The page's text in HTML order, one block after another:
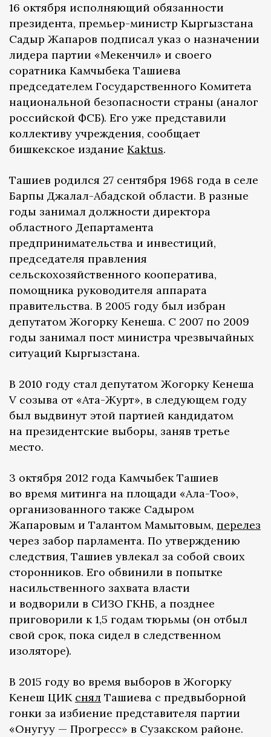
16 октября исполняющий обязанности
президента, премьер-министр Кыргызстана
Садыр Жапаров подписал указ о назначении
лидера партии «Мекенчил» и своего
соратника Камчыбека Ташиева
председателем Государственного Комитета
национальной безопасности страны (аналог
российской ФСБ). Его уже представили
коллективу учреждения, сообщает
бишкекское издание Kaktus.
Ташиев родился 27 сентября 1968 года в селе
Барпы Джалал-Абадской области. В разные
годы занимал должности директора
областного Департамента
предпринимательства и инвестиций,
председателя правления
сельскохозяйственного кооператива,
помощника руководителя аппарата
правительства. В 2005 году был избран
депутатом Жогорку Кенеша. С 2007 по 2009
годы занимал пост министра чрезвычайных
ситуаций Кыргызстана.
В 2010 году стал депутатом Жогорку Кенеша
V созыва от «Ата-Журт», в следующем году
был выдвинут этой партией кандидатом
на президентские выборы, заняв третье
место.
3 октября 2012 года Камчыбек Ташиев
во время митинга на площади «Ала-Тоо»,
организованного также Садыром
Жапаровым и Талантом Мамытовым, перелез
через забор парламента. По утверждению
следствия, Ташиев увлекал за собой своих
сторонников. Его обвинили в попытке
насильственного захвата власти
и водворили в СИЗО ГКНБ, а позднее
приговорили к 1,5 годам тюрьмы (он отбыл
свой срок, пока сидел в следственном
изоляторе).
В 2015 году во время выборов в Жогорку
Кенеш ЦИК снял Ташиева с предвыборной
гонки за избиение представителя партии
«Онугуу — Прогресс» в Сузакском районе.